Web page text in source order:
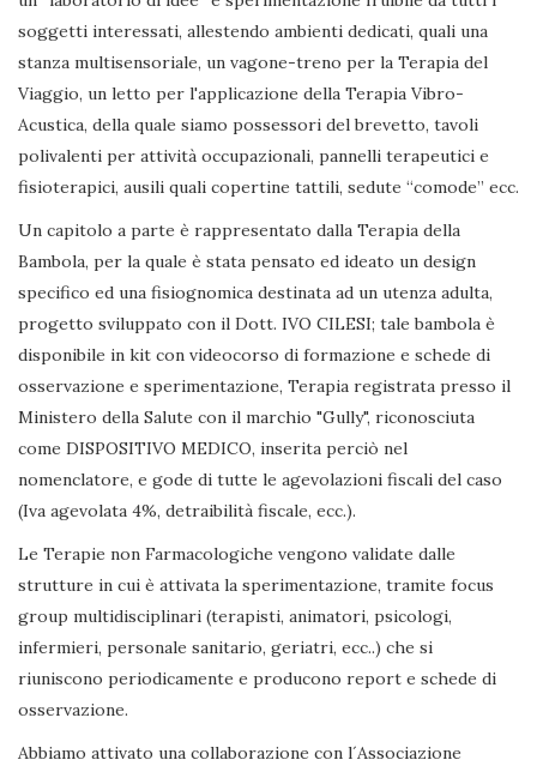
soggetti interessati, allestendo ambienti dedicati, quali una
stanza multisensoriale, un vagone-treno per la Terapia del
Viaggio, un letto per l'applicazione della Terapia Vibro-
Acustica, della quale siamo possessori del brevetto, tavoli
polivalenti per attività occupazionali, pannelli terapeutici e
fisioterapici, ausili quali copertine tattili, sedute “comode” ecc.
Un capitolo a parte è rappresentato dalla Terapia della
Bambola, per la quale è stata pensato ed ideato un design
specifico ed una fisiognomica destinata ad un utenza adulta,
progetto sviluppato con il Dott. IVO CILESI; tale bambola è
disponibile in kit con videocorso di formazione e schede di
osservazione e sperimentazione, Terapia registrata presso il
Ministero della Salute con il marchio "Gully", riconosciuta
come DISPOSITIVO MEDICO, inserita perciò nel
nomenclatore, e gode di tutte le agevolazioni fiscali del caso
(Iva agevolata 4%, detraibilità fiscale, ecc.).
Le Terapie non Farmacologiche vengono validate dalle
strutture in cui è attivata la sperimentazione, tramite focus
group multidisciplinari (terapisti, animatori, psicologi,
infermieri, personale sanitario, geriatri, ecc..) che si
riuniscono periodicamente e producono report e schede di
osservazione.
Abbiamo attivato una collaborazione con l´Associazione